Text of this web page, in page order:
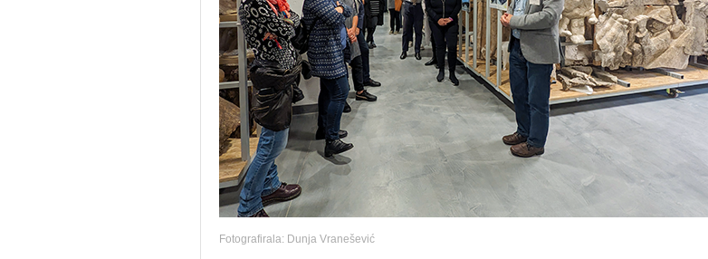
Fotografirala: Dunja Vranešević